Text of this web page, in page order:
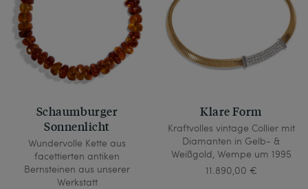
Schaumburger
Sonnenlicht
Wundervolle Kette aus
facettierten antiken
Bernsteinen aus unserer
Werkstatt
Klare Form
Kraftvolles vintage Collier mit
Diamanten in Gelb- &
Weißgold, Wempe um 1995
11.890,00 €